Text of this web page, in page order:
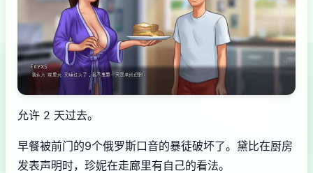
允许 2 天过去。
早餐被前门的9个俄罗斯口音的暴徒破坏了。黛比在厨房
发表声明时，珍妮在走廊里有自己的看法。